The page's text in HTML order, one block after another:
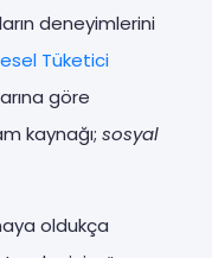
deneyimlerini
Tüketici
göre
kaynağı; sosyal
oldukça